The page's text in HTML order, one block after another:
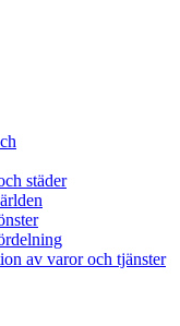
städer
av varor och tjänster